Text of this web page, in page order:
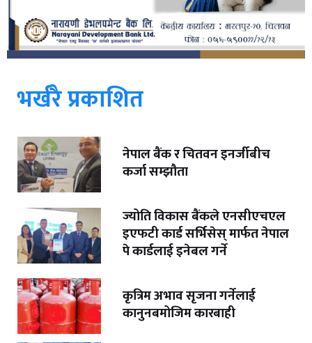
भर्खरै प्रकाशित
नेपाल बैंक र चितवन इनर्जीबीच
कर्जा सम्झौता
ज्योति विकास बैंकले एनसीएचएल
इएफटी कार्ड सर्भिसेस् मार्फत नेपाल
पे कार्डलाई इनेबल गर्ने
कृत्रिम अभाव सृजना गर्नेलाई
कानुनबमोजिम कारबाही